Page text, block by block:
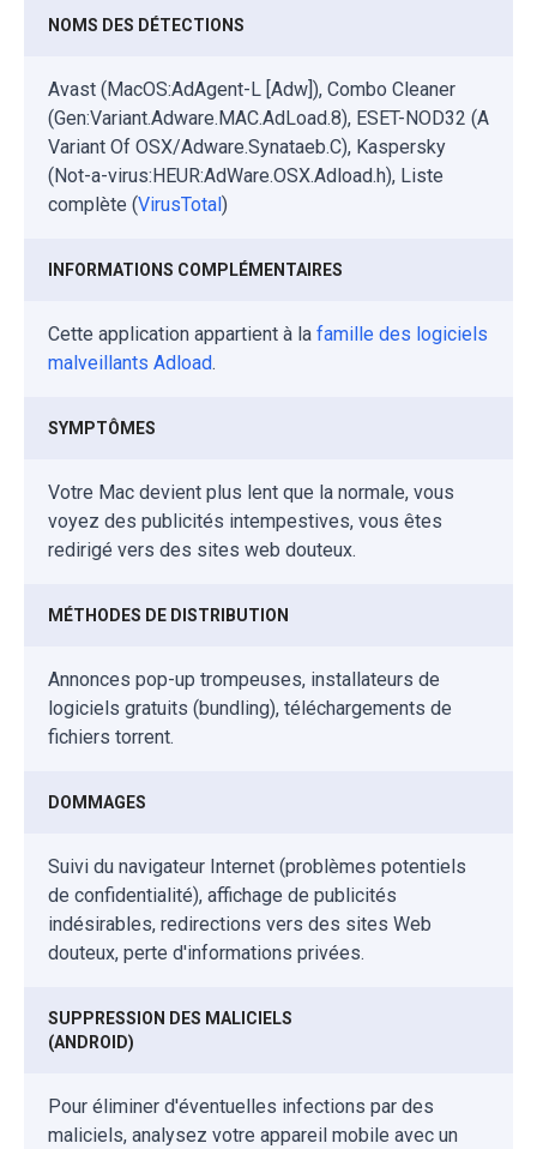
NOMS DES DÉTECTIONS
Avast (MacOS:AdAgent-L [Adw]), Combo Cleaner
(Gen:Variant.Adware.MAC.AdLoad.8), ESET-NOD32 (A
Variant Of OSX/Adware.Synataeb.C), Kaspersky
(Not-a-virus:HEUR:AdWare.OSX.Adload.h), Liste
complète (VirusTotal)
INFORMATIONS COMPLÉMENTAIRES
Cette application appartient à la famille des logiciels
malveillants Adload.
SYMPTÔMES
Votre Mac devient plus lent que la normale, vous
voyez des publicités intempestives, vous êtes
redirigé vers des sites web douteux.
MÉTHODES DE DISTRIBUTION
Annonces pop-up trompeuses, installateurs de
logiciels gratuits (bundling), téléchargements de
fichiers torrent.
DOMMAGES
Suivi du navigateur Internet (problèmes potentiels
de confidentialité), affichage de publicités
indésirables, redirections vers des sites Web
douteux, perte d'informations privées.
SUPPRESSION DES MALICIELS
(ANDROID)
Pour éliminer d'éventuelles infections par des
maliciels, analysez votre appareil mobile avec un